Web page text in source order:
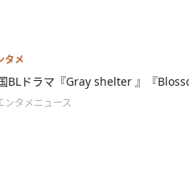
タメ
BLドラマ『Gray shelter 』『
ンタメニュース